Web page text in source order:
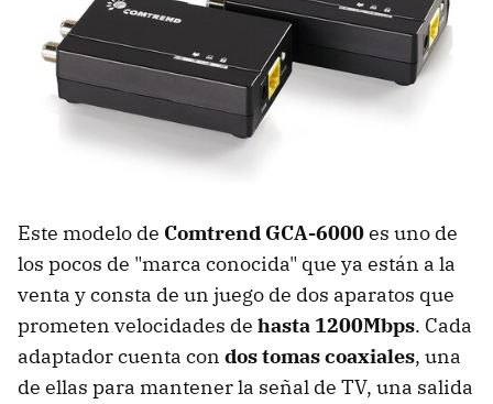
Este modelo de Comtrend GCA-6000es uno de
los pocos de "marca conocida" que ya están a la
venta y consta de un juego de dos aparatos que
prometen velocidades de hasta 1200Mbps. Cada
adaptador cuenta con dos tomas coaxiales, una
de ellas para mantener la señal de TV, una salida